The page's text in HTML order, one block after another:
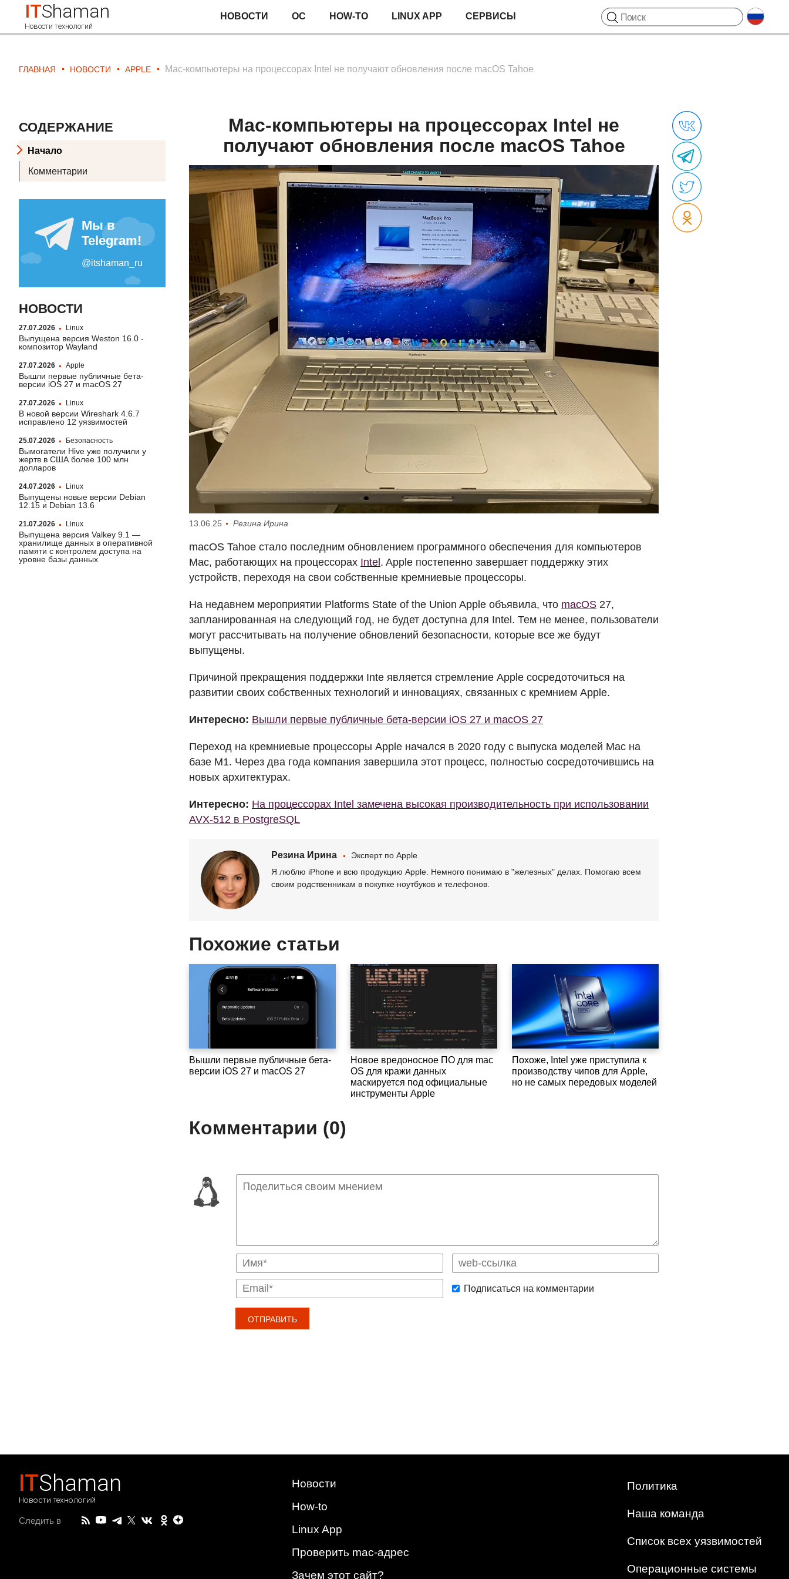
ITShaman
Новости технологий
НОВОСТИ ОС HOW-TO LINUX APP СЕРВИСЫ
ГЛАВНАЯ НОВОСТИ APPLE Mac-компьютеры на процессорах Intel не получают обновления после macOS Tahoe
СОДЕРЖАНИЕ
Начало
Комментарии
НОВОСТИ
27.07.2026 Linux
Выпущена версия Weston 16.0 -
композитор Wayland
27.07.2026 Apple
Вышли первые публичные бета-
версии iOS 27 и macOS 27
27.07.2026 Linux
В новой версии Wireshark 4.6.7
исправлено 12 уязвимостей
25.07.2026 Безопасность
Вымогатели Hive уже получили у
жертв в США более 100 млн
долларов
24.07.2026 Linux
Выпущены новые версии Debian
12.15 и Debian 13.6
21.07.2026 Linux
Выпущена версия Valkey 9.1 —
хранилище данных в оперативной
памяти с контролем доступа на
уровне базы данных
Mac-компьютеры на процессорах Intel не
получают обновления после macOS Tahoe
13.06.25 Резина Ирина
macOS Tahoe стало последним обновлением программного обеспечения для компьютеров
Mac, работающих на процессорах Intel . Apple постепенно завершает поддержку этих
устройств, переходя на свои собственные кремниевые процессоры.
На недавнем мероприятии Platforms State of the Union Apple объявила, что macOS 27,
запланированная на следующий год, не будет доступна для Intel. Тем не менее, пользователи
могут рассчитывать на получение обновлений безопасности, которые все же будут
выпущены.
Причиной прекращения поддержки Inte является стремление Apple сосредоточиться на
развитии своих собственных технологий и инновациях, связанных с кремнием Apple.
Интересно: Вышли первые публичные бета-версии iOS 27 и macOS 27
Переход на кремниевые процессоры Apple начался в 2020 году с выпуска моделей Mac на
базе M1. Через два года компания завершила этот процесс, полностью сосредоточившись на
новых архитектурах.
Интересно: На процессорах Intel замечена высокая производительность при использовании
AVX-512 в PostgreSQL
Резина Ирина
Эксперт по Apple
Я люблю iPhone и всю продукцию Apple. Немного понимаю в "железных" делах. Помогаю всем
своим родственникам в покупке ноутбуков и телефонов.
Похожие статьи
Вышли первые публичные бета-
версии iOS 27 и macOS 27
Новое вредоносное ПО для mac
OS для кражи данных
маскируется под официальные
инструменты Apple
Похоже, Intel уже приступила к
производству чипов для Apple,
но не самых передовых моделей
Комментарии (0)
Подписаться на комментарии
ITShaman
Новости технологий
Следить в
Новости
How-to
Linux App
Проверить mac-адрес
Зачем этот сайт?
Политика
Наша команда
Список всех уязвимостей
Операционные системы